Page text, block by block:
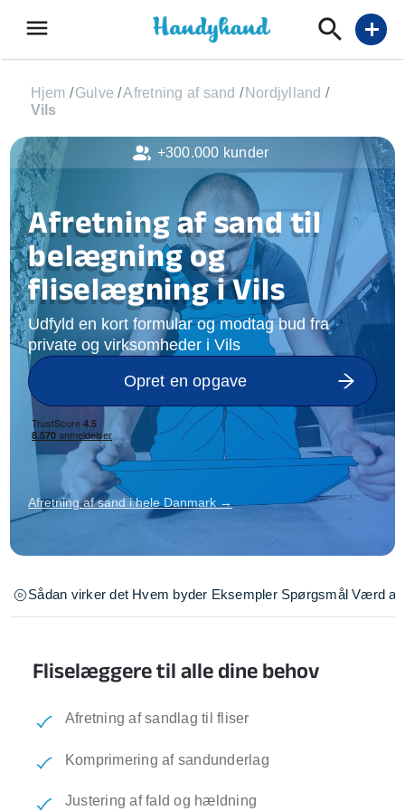
menu add
Hjem /Gulve /Afretning af sand / Nordjylland /
Vils
Afretning af sand til
belægning og
fliselægning i Vils
Udfyld en kort formular og modtag bud fra
private og virksomheder i Vils
Opret en opgave
Afretning af sand i hele Danmark →
Sådan virker det Hvem byder Eksempler Spørgsmål Værd at
Fliselæggere til alle dine behov
Afretning af sandlag til fliser
Komprimering af sandunderlag
Justering af fald og hældning
+300.000 kunder